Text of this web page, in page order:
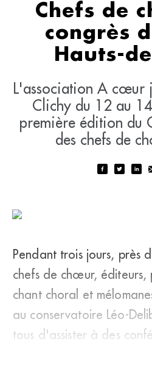
Chefs de
congrès
Hauts-
L'association A cœur
Clichy du 12 au
première édition du
des chefs de
Pendant trois jours, près
chefs de chœur, éditeurs,
chant choral et
au conservatoire Léo-
tous d'assister à des